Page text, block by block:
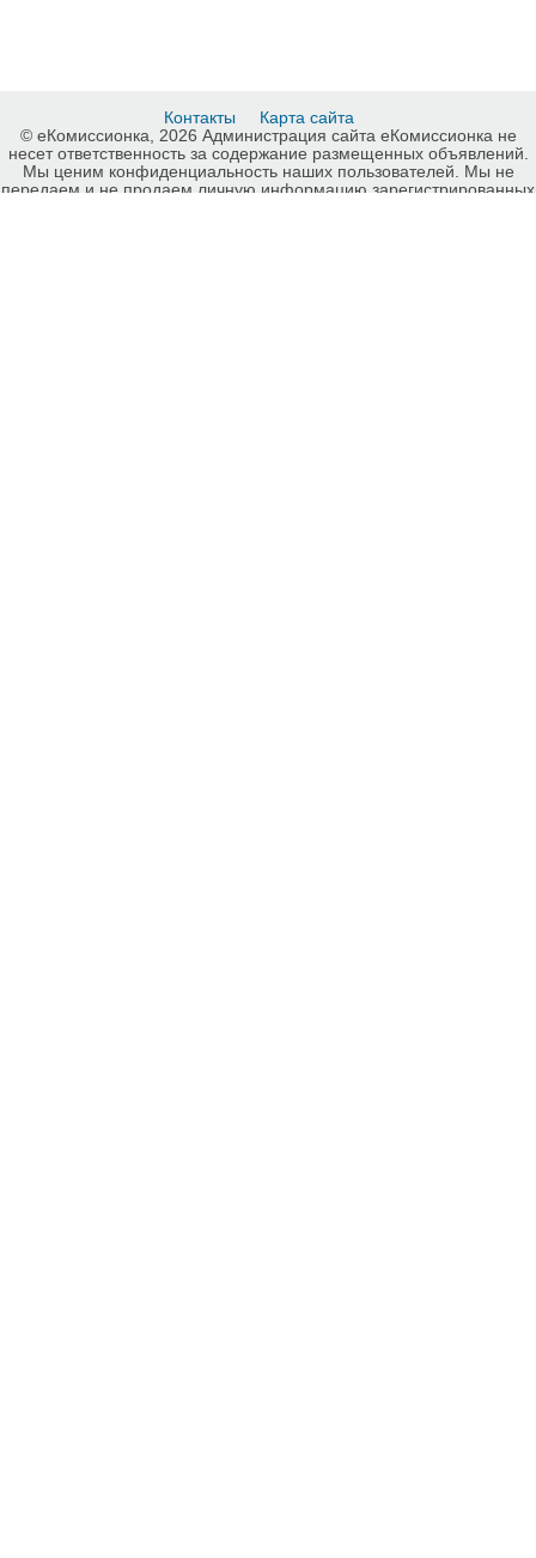
Контакты
Карта сайта
© еКомиссионка, 2026 Администрация сайта еКомиссионка не
несет ответственность за содержание размещенных объявлений.
Мы ценим конфиденциальность наших пользователей. Мы не
передаем и не продаем личную информацию зарегистрированных